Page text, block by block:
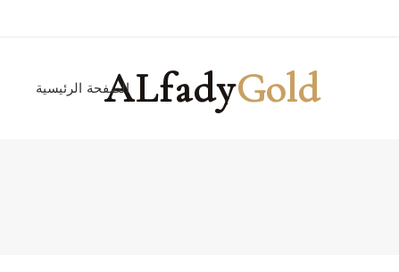
ALfadyGold الصفحة الرئيسية